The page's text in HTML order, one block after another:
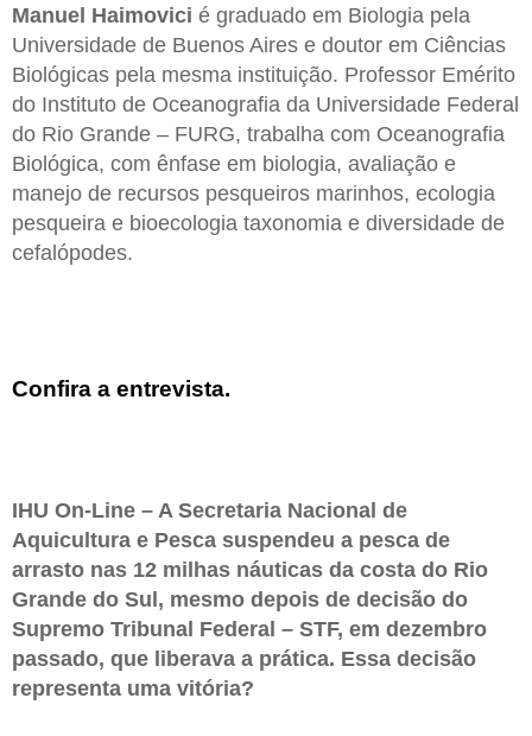
Manuel Haimovici é graduado em Biologia pela
Universidade de Buenos Aires e doutor em Ciências
Biológicas pela mesma instituição. Professor Emérito
do Instituto de Oceanografia da Universidade Federal
do Rio Grande – FURG, trabalha com Oceanografia
Biológica, com ênfase em biologia, avaliação e
manejo de recursos pesqueiros marinhos, ecologia
pesqueira e bioecologia taxonomia e diversidade de
cefalópodes.
Confira a entrevista.
IHU On-Line – A Secretaria Nacional de
Aquicultura e Pesca suspendeu a pesca de
arrasto nas 12 milhas náuticas da costa do Rio
Grande do Sul, mesmo depois de decisão do
Supremo Tribunal Federal – STF, em dezembro
passado, que liberava a prática. Essa decisão
representa uma vitória?